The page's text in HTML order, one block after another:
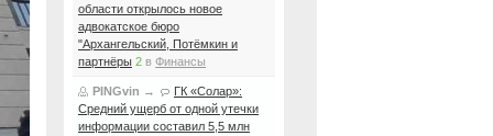
области открылось новое
адвокатское бюро
"Архангельский, Потёмкин и
партнёры 2 в Финансы
PINGvin →
ГК «Солар»:
Средний ущерб от одной утечки
информации составил 5,5 млн